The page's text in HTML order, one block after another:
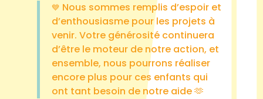
💙 Nous sommes remplis d’espoir et
d’enthousiasme pour les projets à
venir. Votre générosité continuera
d’être le moteur de notre action, et
ensemble, nous pourrons réaliser
encore plus pour ces enfants qui
ont tant besoin de notre aide🫶